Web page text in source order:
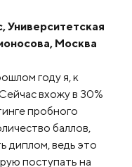
Университетская
Москва
году я, к
вхожу в 30%
пробного
баллов,
диплом, ведь это
поступать на